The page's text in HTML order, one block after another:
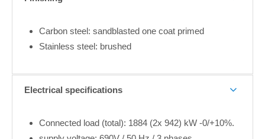
Carbon steel: sandblasted one coat primed
Stainless steel: brushed
Electrical specifications
Connected load (total): 1884 (2x 942) kW -0/+10%.